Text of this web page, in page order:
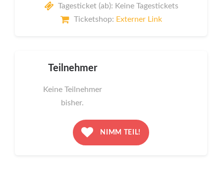
Tagesticket (ab): Keine Tagestickets
Ticketshop: Externer Link
Teilnehmer
Keine Teilnehmer
bisher.
NIMM TEIL!